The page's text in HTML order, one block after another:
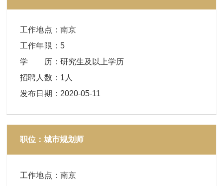
工作地点 ： 南京
工作年限 ： 5
学 历： 研究生及以上学历
招聘人数 ： 1人
发布日期 ： 2020-05-11
职位：城市规划师
工作地点 ： 南京